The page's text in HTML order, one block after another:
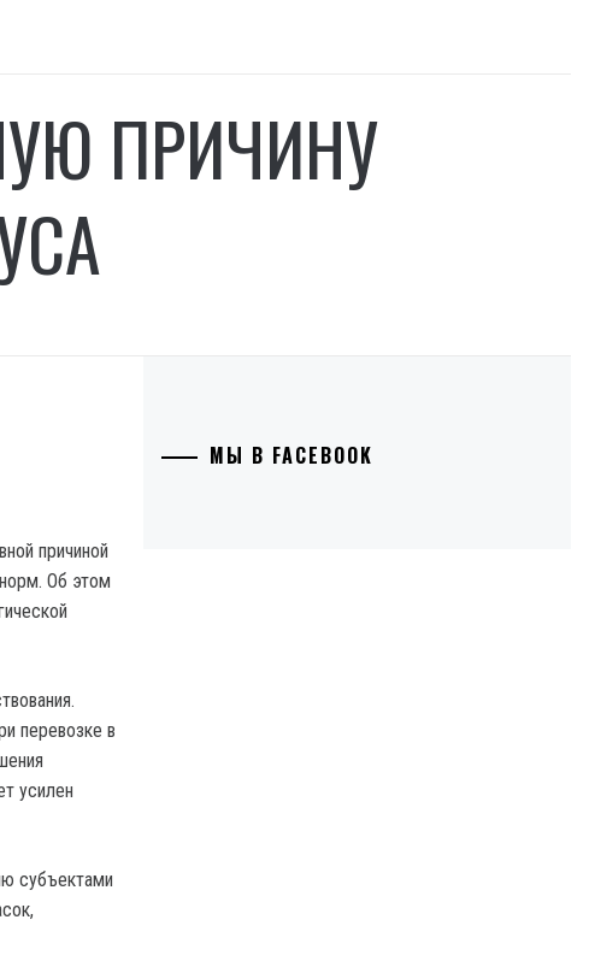
ПРИЧИНУ
причиной
Об этом
перевозке в
усилен
субъектами
МЫ В FACEBOOK